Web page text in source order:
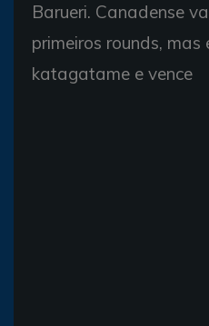
Barueri. Canadense
primeiros rounds,
katagatame e vence